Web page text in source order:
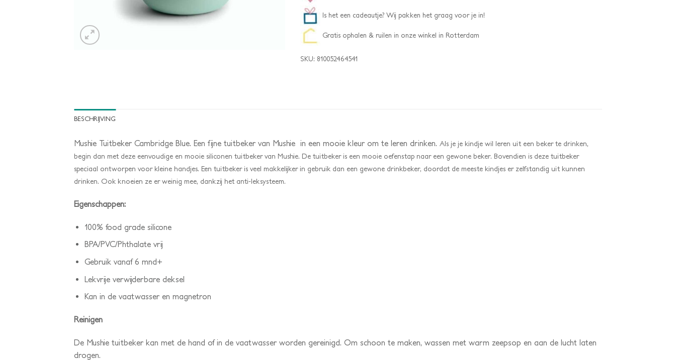
Is het een cadeautje? Wij pakken het graag voor je in!
Gratis ophalen & ruilen in onze winkel in Rotterdam
SKU: 810052464541
BESCHRIJVING
Mushie Tuitbeker Cambridge Blue. Een fijne tuitbeker van Mushie in een mooie kleur om te leren drinken. Als je je kindje wil leren uit een beker te drinken,
begin dan met deze eenvoudige en mooie siliconen tuitbeker van Mushie. De tuitbeker is een mooie oefenstap naar een gewone beker. Bovendien is deze tuitbeker
speciaal ontworpen voor kleine handjes. Een tuitbeker is veel makkelijker in gebruik dan een gewone drinkbeker, doordat de meeste kindjes er zelfstandig uit kunnen
drinken. Ook knoeien ze er weinig mee, dankzij het anti-leksysteem.
Eigenschappen:
100% food grade silicone
BPA/PVC/Phthalate vrij
Gebruik vanaf 6 mnd+
Lekvrije verwijderbare deksel
Kan in de vaatwasser en magnetron
Reinigen
De Mushie tuitbeker kan met de hand of in de vaatwasser worden gereinigd. Om schoon te maken, wassen met warm zeepsop en aan de lucht laten
drogen.